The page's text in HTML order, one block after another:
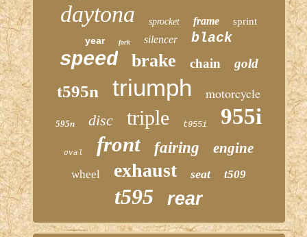
daytona sprocket frame
sprint
year
fork silencer black
speed brake chain gold
t595n triumph motorcycle
595n disc triple t955i 955i
oval front fairing engine
wheel exhaust seat t509
t595 rear